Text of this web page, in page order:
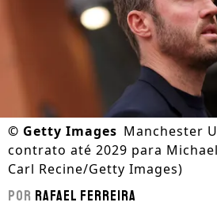
© Getty Images Manchester
contrato até 2029 para
Carl Recine/Getty Images)
Por Rafael Ferreira